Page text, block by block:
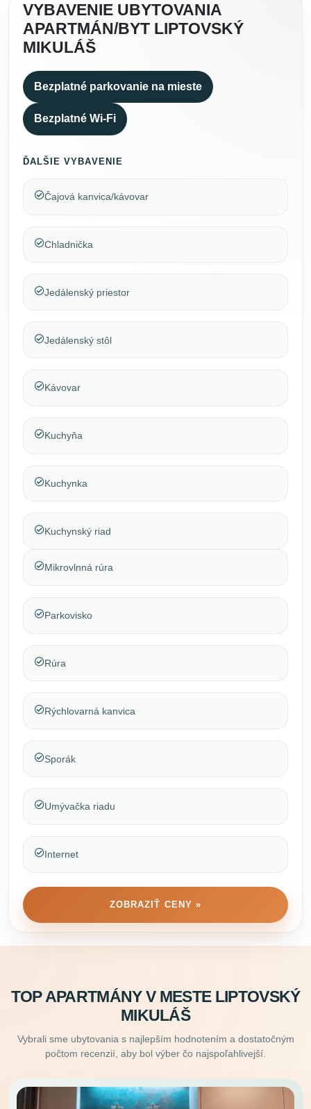
VYBAVENIE UBYTOVANIA
APARTMÁN/BYT LIPTOVSKÝ
MIKULÁŠ
Bezplatné parkovanie na mieste
Bezplatné Wi-Fi
ĎALŠIE VYBAVENIE
Čajová kanvica/kávovar
Chladnička
Jedálenský priestor
Jedálenský stôl
Kávovar
Kuchyňa
Kuchynka
Kuchynský riad
Mikrovlnná rúra
Parkovisko
Rúra
Rýchlovarná kanvica
Sporák
Umývačka riadu
Internet
ZOBRAZIŤ CENY »
TOP APARTMÁNY V MESTE LIPTOVSKÝ
MIKULÁŠ
Vybrali sme ubytovania s najlepším hodnotením a dostatočným
počtom recenzií, aby bol výber čo najspoľahlivejší.